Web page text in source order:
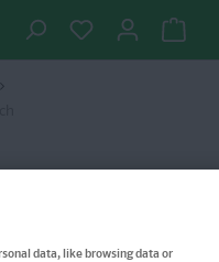
data, like browsing data or